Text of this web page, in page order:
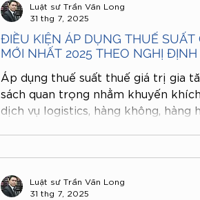
ĐIỀU KIỆN ÁP DỤNG THUẾ SUẤT
MỚI NHẤT 2025 THEO NGHỊ
Áp dụng thuế suất thuế giá trị gia
sách quan trọng nhằm khuyến
dịch vụ logistics, hàng không, hàng
181/2025/NĐ-CP. Trong bài viết
bạn hiểu rõ điều kiện áp dụng thuế
2025, cũng như hồ sơ, thủ tục cần
Luật sư Trần Văn Long
31 thg 7, 2025
Luật sư Trần Văn Long
31 thg 7, 2025